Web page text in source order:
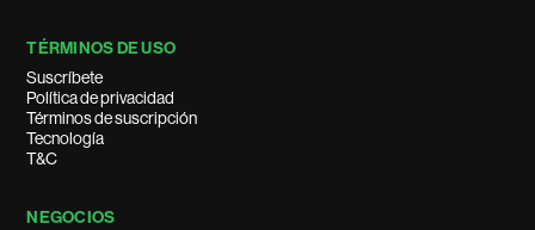
TÉRMINOS DE USO
Suscríbete
Política de privacidad
Términos de suscripción
Tecnología
T&C
NEGOCIOS